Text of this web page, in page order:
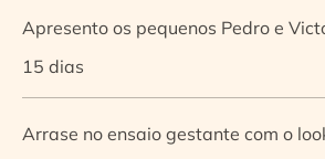
Apresento os pequenos Pedro e
15 dias
Arrase no ensaio gestante com o